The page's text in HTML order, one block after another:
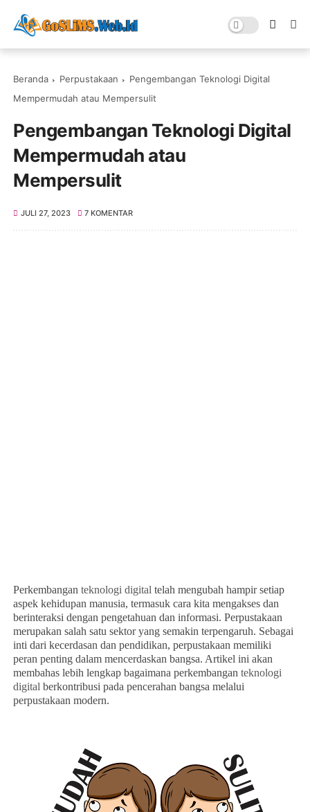
Beranda Perpustakaan
Pengembangan Teknologi Digital
Mempermudah atau Mempersulit
Pengembangan Teknologi Digital
Mempermudah atau
Mempersulit
JULI 27, 2023 7 KOMENTAR
Perkembanganteknologi digital telah mengubah hampir setiap
aspek kehidupan manusia, termasuk cara kita mengakses dan
berinteraksi dengan pengetahuan dan informasi. Perpustakaan
merupakan salah satu sektor yang semakin terpengaruh. Sebagai
inti dari kecerdasan dan pendidikan, perpustakaan memiliki
peran penting dalam mencerdaskan bangsa. Artikel ini akan
membahas lebih lengkap bagaimana perkembanganteknologi
digital berkontribusi pada pencerahan bangsa melalui
perpustakaan modern.